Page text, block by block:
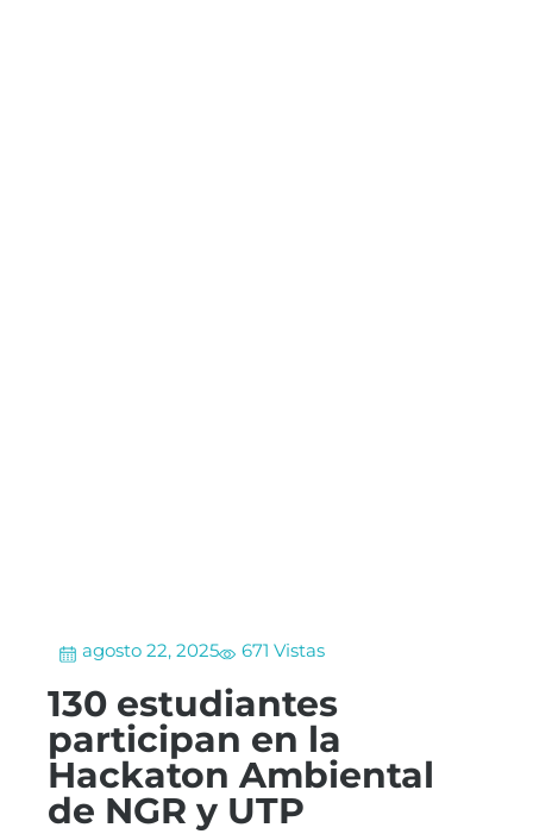
agosto 22, 2025 671 Vistas
130 estudiantes
participan en la
Hackaton Ambiental
de NGR y UTP